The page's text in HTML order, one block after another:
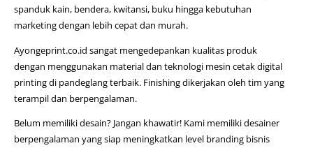
spanduk kain, bendera, kwitansi, buku hingga kebutuhan
marketing dengan lebih cepat dan murah.
Ayongeprint.co.id sangat mengedepankan kualitas produk
dengan menggunakan material dan teknologi mesin cetak digital
printing di pandeglangterbaik. Finishing dikerjakan oleh tim yang
terampil dan berpengalaman.
Belum memiliki desain? Jangan khawatir! Kami memiliki desainer
berpengalaman yang siap meningkatkan level branding bisnis